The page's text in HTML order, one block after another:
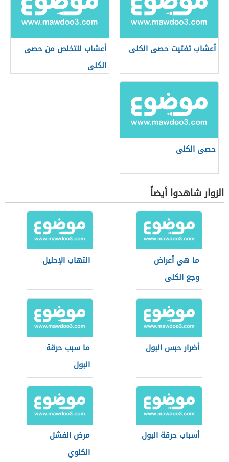
أعشاب تفتيت حصى الكلى
أعشاب للتخلص من حصى
الكلى
حصى الكلى
الزوار شاهدوا أيضاً
ما هي أعراض
وجع الكلى
التهاب الإحليل
أضرار حبس البول
ما سبب حرقة
البول
أسباب حرقة البول
مرض الفشل
الكلوي